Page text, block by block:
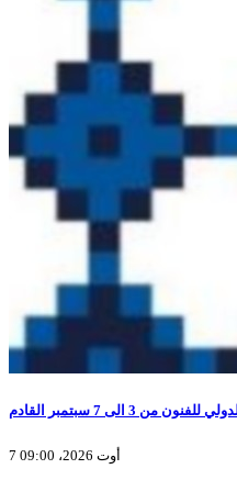
الى 7 سبتمبر القادم
7 أوت 2026، 09:00